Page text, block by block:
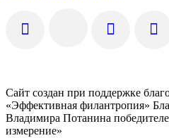
Сайт создан при поддержке
«Эффективная филантропия»
Владимира Потанина
измерение»